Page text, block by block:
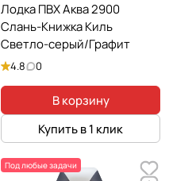
Лодка ПВХ Аква 2900
Слань-Книжка Киль
Светло-серый/Графит
4.8 0
В корзину
Купить в 1 клик
Под любые задачи